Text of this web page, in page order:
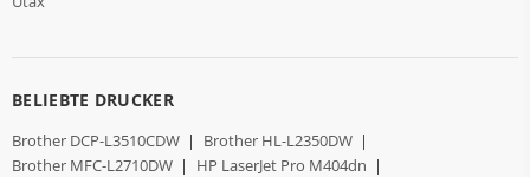
BELIEBTE DRUCKER
Brother DCP-L3510CDW | Brother HL-L2350DW |
Brother MFC-L2710DW | HP LaserJet Pro M404dn |